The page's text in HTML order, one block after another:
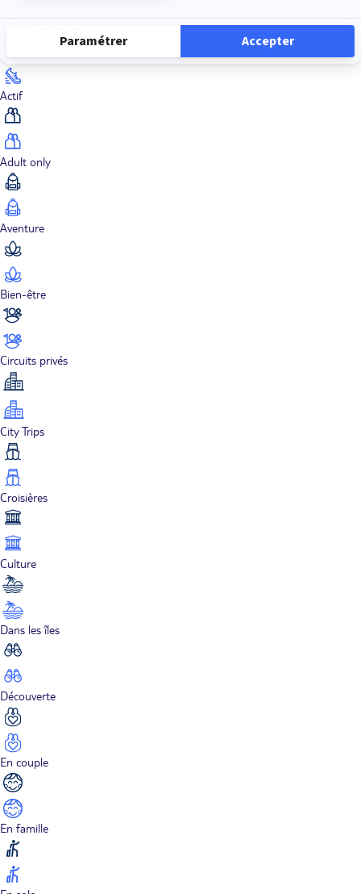
Océan Indien
Actif
Adult only
Aventure
Bien-être
Circuits privés
City Trips
Croisières
Culture
Dans les îles
Découverte
En couple
En famille